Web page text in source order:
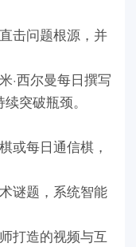
击问题根源，并
·西尔曼每日撰写
突破瓶颈。
或每日通信棋，
谜题，系统智能
打造的视频与互